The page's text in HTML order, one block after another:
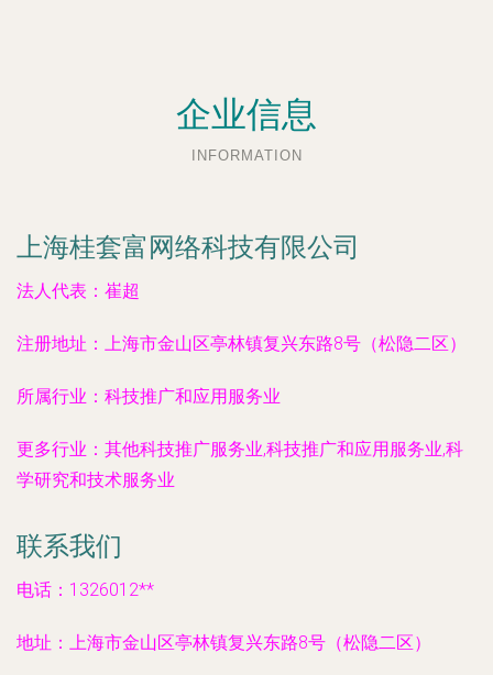
企业信息
INFORMATION
上海桂套富网络科技有限公司
法人代表： 崔超
注册地址： 上海市金山区亭林镇复兴东路8号（松隐二区）
所属行业： 科技推广和应用服务业
更多行业： 其他科技推广服务业,科技推广和应用服务业,科
学研究和技术服务业
联系我们
电话：1326012**
地址：上海市金山区亭林镇复兴东路8号（松隐二区）